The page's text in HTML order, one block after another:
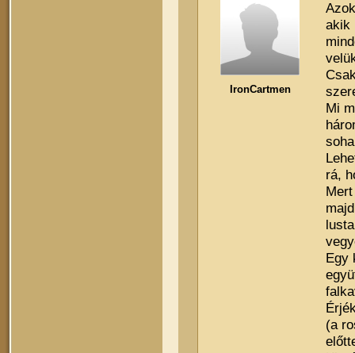
IronCartmen
akik
Mi
rá,
Egy
(a